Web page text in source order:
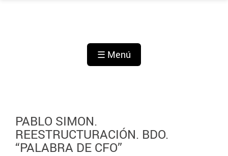
☰ Menú
PABLO SIMON.
REESTRUCTURACIÓN. BDO.
“PALABRA DE CFO”